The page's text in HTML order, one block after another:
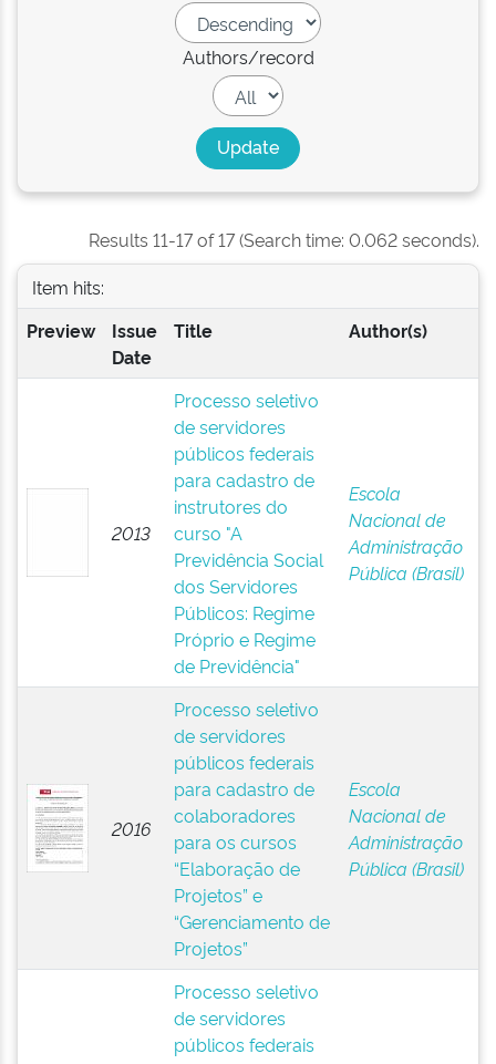
Authors/record
Results 11-17 of 17 (Search time: 0.062 seconds).
Item hits:
Preview
Issue
Date
Title Author(s)
2013
Processo seletivo
de servidores
públicos federais
para cadastro de
instrutores do
curso "A
Previdência Social
dos Servidores
Públicos: Regime
Próprio e Regime
de Previdência"
Escola
Nacional de
Administração
Pública (Brasil)
2016
Processo seletivo
de servidores
públicos federais
para cadastro de
colaboradores
para os cursos
“Elaboração de
Projetos” e
“Gerenciamento de
Projetos”
Escola
Nacional de
Administração
Pública (Brasil)
Processo seletivo
de servidores
públicos federais